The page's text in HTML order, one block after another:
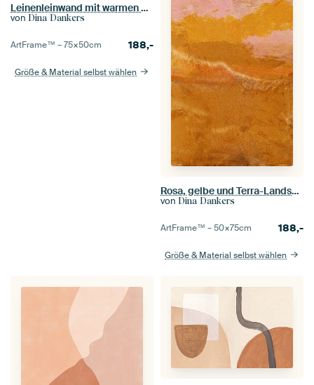
Leinenleinwand mit warmen Pastelltönen
von Dina Dankers
ArtFrame™ –75×50cm 188,-
Größe & Material selbst wählen
Rosa, gelbe und Terra-Landschaft. Moderner abstrakter Expressionismus.
von Dina Dankers
ArtFrame™ –50×75cm 188,-
Größe & Material selbst wählen